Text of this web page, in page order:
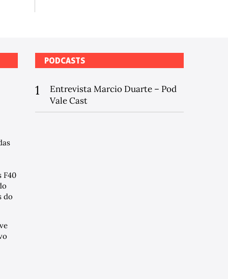
F40
do
PODCASTS
1
Entrevista Marcio Duarte – Pod
Vale Cast